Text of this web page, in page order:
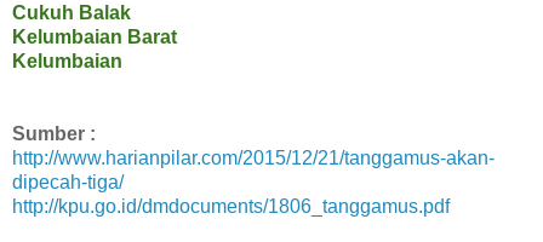
Cukuh Balak
Kelumbaian Barat
Kelumbaian
Sumber :
http://www.harianpilar.com/2015/12/21/tanggamus-akan-
dipecah-tiga/
http://kpu.go.id/dmdocuments/1806_tanggamus.pdf